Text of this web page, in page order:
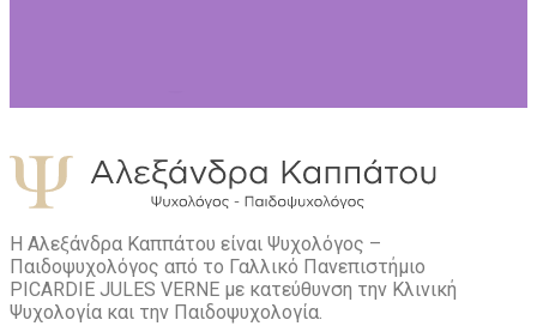
Η Αλεξάνδρα Καππάτου είναι Ψυχολόγος –
Παιδοψυχολόγος από το Γαλλικό Πανεπιστήμιο
PICARDIE JULES VERNE με κατεύθυνση την Kλινική
Ψυχολογία και την Παιδοψυχολογία.